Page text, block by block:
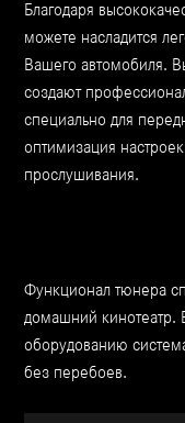
Благодаря
можете насладится
Вашего автомобиля.
создают
специально для
оптимизация
прослушивания.
Функционал тюнера
домашний кинотеатр.
оборудованию
без перебоев.